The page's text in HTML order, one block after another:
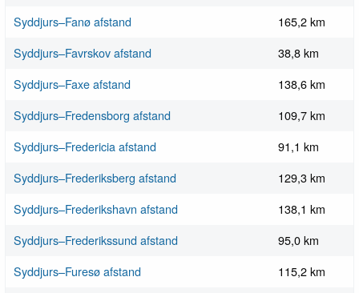
Syddjurs–Fanø afstand
165,2 km
Syddjurs–Favrskov afstand
38,8 km
Syddjurs–Faxe afstand
138,6 km
Syddjurs–Fredensborg afstand
109,7 km
Syddjurs–Fredericia afstand
91,1 km
Syddjurs–Frederiksberg afstand
129,3 km
Syddjurs–Frederikshavn afstand
138,1 km
Syddjurs–Frederikssund afstand
95,0 km
Syddjurs–Furesø afstand
115,2 km